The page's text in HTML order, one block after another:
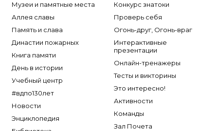
Музеи и памятные места
Аллея славы
Память и слава
Династии пожарных
Книга памяти
День в истории
Учебный центр
#вдпо130лет
Новости
Энциклопедия
Конкурс знатоки
Проверь себя
Огонь-друг, Огонь-враг
Интерактивные
презентации
Онлайн-тренажеры
Тесты и викторины
Это интересно!
Активности
Команды
Зал Почета